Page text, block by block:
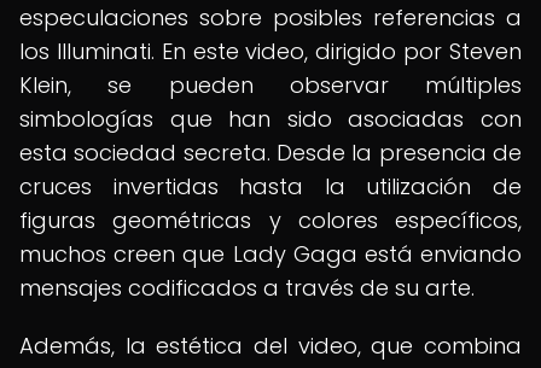
especulaciones sobre posibles referencias a
los Illuminati. En este video, dirigido por Steven
Klein, se pueden observar múltiples
simbologías que han sido asociadas con
esta sociedad secreta. Desde la presencia de
cruces invertidas hasta la utilización de
figuras geométricas y colores específicos,
muchos creen que Lady Gaga está enviando
mensajes codificados a través de su arte.
Además, la estética del video, que combina